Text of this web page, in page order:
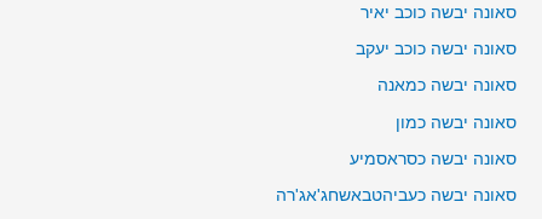
סאונה יבשה כוכב יאיר
סאונה יבשה כוכב יעקב
סאונה יבשה כמאנה
סאונה יבשה כמון
סאונה יבשה כסראסמיע
סאונה יבשה כעביהטבאשחג'אג'רה